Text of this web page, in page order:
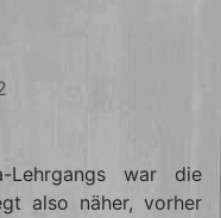
Lehrgangs war die
also näher, vorher